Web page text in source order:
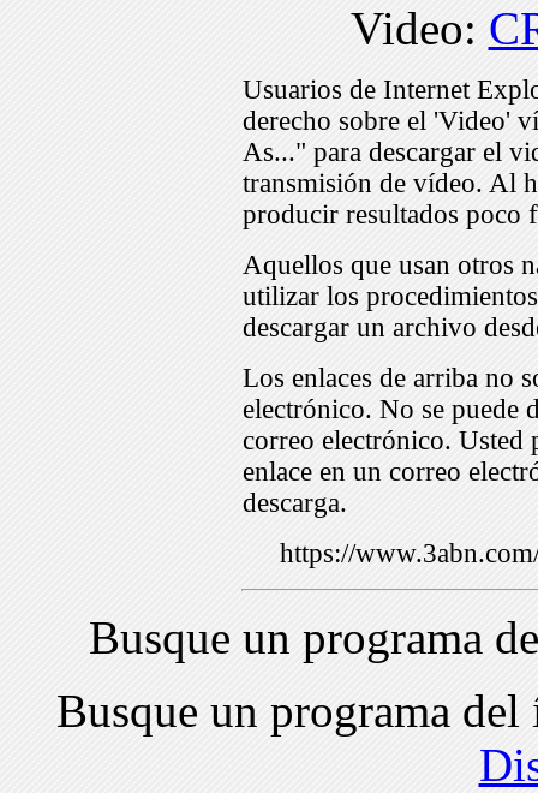
Video:
Usuarios de Internet
derecho sobre el 'Video'
As..." para descargar el
transmisión de vídeo. Al
producir resultados poco
Aquellos que usan otros
utilizar los
descargar un archivo
Los enlaces de arriba no
electrónico. No se puede
correo electrónico. Usted
enlace en un correo
descarga.
https://
Busque un programa
Busque un programa